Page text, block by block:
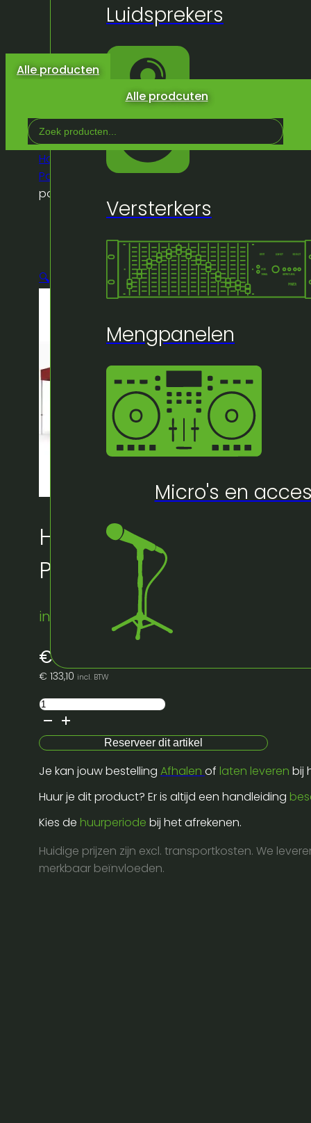
Alle prodcuten
producten
winkelwagen.
Luidsprekers
Versterkers
Mengpanelen
Micro's en
Alle producten
Search
...
Home
Winkel
Tenten / Luifel /
Parasol
Plooitent/Plooitent 3x6m red pro
polyester
🔍
Huur bij Artifex:
Plooitent 3x6m red pro
instock
€110,00
€ 133,10 incl. BTW
Plooitent
3x6m
red
pro
polyester
aantal
Reserveer dit artikel
Je kan jouw bestelling Afhalen of laten leveren bij
Huur je dit product? Er is altijd een handleiding
Kies de huurperiode bij het afrekenen.
Huidige prijzen zijn excl. transportkosten. We
merkbaar beïnvloeden.